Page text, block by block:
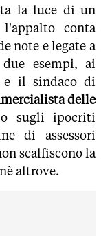
la luce di un
conta
note e legate a
esempi, ai
e il sindaco di
delle
sugli ipocriti
di assessori
scalfiscono la
nè altrove.